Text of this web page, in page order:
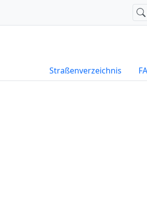
Straßenverzeichnis